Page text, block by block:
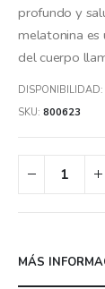
profundo y
melatonina es
del cuerpo
DISPONIBILIDAD:
SKU 800623
MÁS